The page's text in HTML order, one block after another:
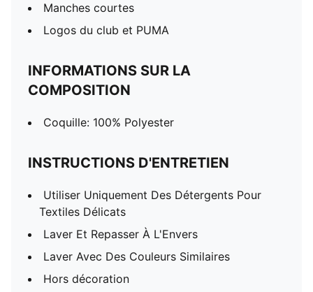
Manches courtes
Logos du club et PUMA
INFORMATIONS SUR LA
COMPOSITION
Coquille: 100% Polyester
INSTRUCTIONS D'ENTRETIEN
Utiliser Uniquement Des Détergents Pour
Textiles Délicats
Laver Et Repasser À L'Envers
Laver Avec Des Couleurs Similaires
Hors décoration